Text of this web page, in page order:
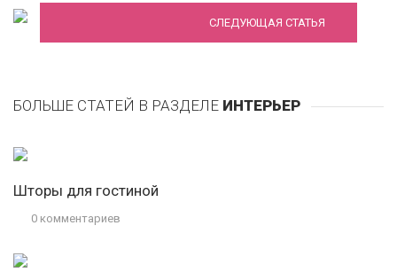
СЛЕДУЮЩАЯ СТАТЬЯ
БОЛЬШЕ СТАТЕЙ В РАЗДЕЛЕ ИНТЕРЬЕР
Шторы для гостиной
0 комментариев